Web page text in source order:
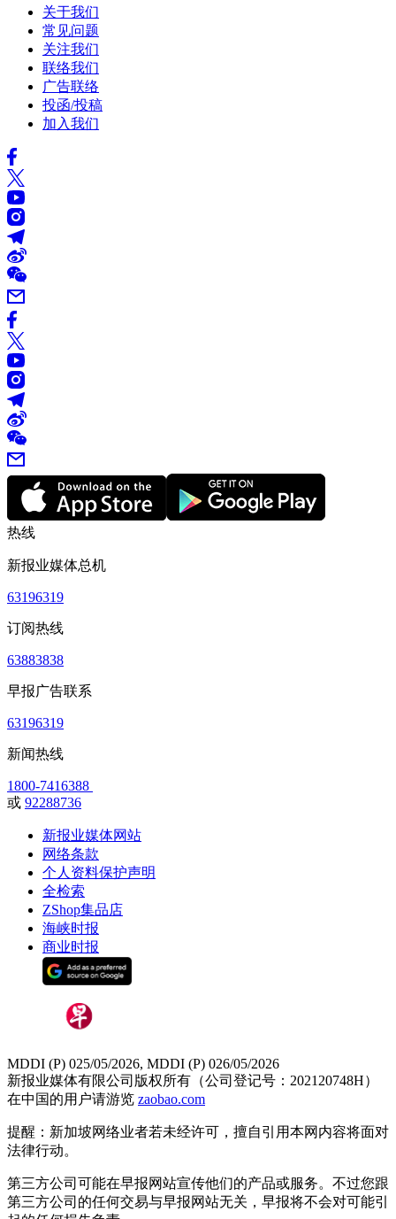
关于我们
常见问题
关注我们
联络我们
广告联络
投函/投稿
加入我们
热线
新报业媒体总机
63196319
订阅热线
63883838
早报广告联系
63196319
新闻热线
1800-7416388
或 92288736
新报业媒体网站
网络条款
个人资料保护声明
全检索
ZShop集品店
海峡时报
商业时报
MDDI (P) 025/05/2026, MDDI (P) 026/05/2026
新报业媒体有限公司版权所有（公司登记号：202120748H）
在中国的用户请游览 zaobao.com
提醒：新加坡网络业者若未经许可，擅自引用本网内容将面对
法律行动。
第三方公司可能在早报网站宣传他们的产品或服务。不过您跟
第三方公司的任何交易与早报网站无关，早报将不会对可能引